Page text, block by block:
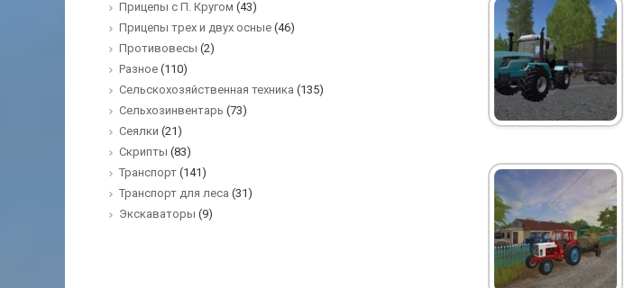
Прицепы с П. Кругом (43)
Прицепы трех и двух осные (46)
Противовесы (2)
Разное (110)
Сельскохозяйственная техника (135)
Сельхозинвентарь (73)
Сеялки (21)
Скрипты (83)
Транспорт (141)
Транспорт для леса (31)
Экскаваторы (9)